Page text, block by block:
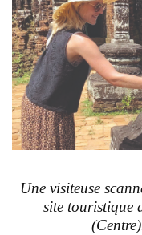
Une visiteuse
site touristique